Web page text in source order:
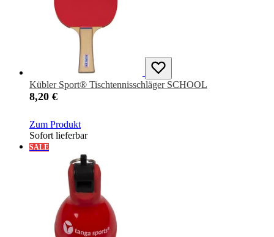
Kübler Sport® Tischtennisschläger SCHOOL
8,20 €
Zum Produkt
Sofort lieferbar
SALE